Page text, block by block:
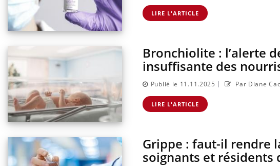
LIRE L'ARTICLE
Bronchiolite : l’alerte
insuffisante des
Publié le 11.11.2025 | Par Diane
LIRE L'ARTICLE
Grippe : faut-il rendre
soignants et résidents